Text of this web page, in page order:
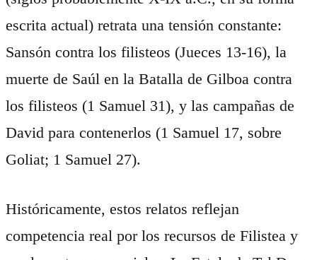
escrita actual) retrata una tensión constante:
Sansón contra los filisteos (Jueces 13-16), la
muerte de Saúl en la Batalla de Gilboa contra
los filisteos (1 Samuel 31), y las campañas de
David para contenerlos (1 Samuel 17, sobre
Goliat; 1 Samuel 27).
Históricamente, estos relatos reflejan
competencia real por los recursos de Filistea y